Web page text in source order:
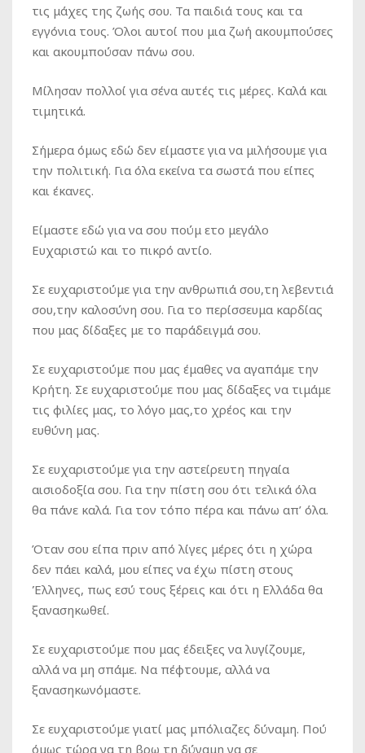
τις μάχες της ζωής σου. Τα παιδιά τους και τα
εγγόνια τους. Όλοι αυτοί που μια ζωή ακουμπούσες
και ακουμπούσαν πάνω σου.
Μίλησαν πολλοί για σένα αυτές τις μέρες. Καλά και
τιμητικά.
Σήμερα όμως εδώ δεν είμαστε για να μιλήσουμε για
την πολιτική. Για όλα εκείνα τα σωστά που είπες
και έκανες.
Είμαστε εδώ για να σου πούμ ετο μεγάλο
Ευχαριστώ και το πικρό αντίο.
Σε ευχαριστούμε για την ανθρωπιά σου,τη λεβεντιά
σου,την καλοσύνη σου. Για το περίσσευμα καρδίας
που μας δίδαξες με το παράδειγμά σου.
Σε ευχαριστούμε που μας έμαθες να αγαπάμε την
Κρήτη. Σε ευχαριστούμε που μας δίδαξες να τιμάμε
τις φιλίες μας, το λόγο μας,το χρέος και την
ευθύνη μας.
Σε ευχαριστούμε για την αστείρευτη πηγαία
αισιοδοξία σου. Για την πίστη σου ότι τελικά όλα
θα πάνε καλά. Για τον τόπο πέρα και πάνω απ’ όλα.
Όταν σου είπα πριν από λίγες μέρες ότι η χώρα
δεν πάει καλά, μου είπες να έχω πίστη στους
Έλληνες, πως εσύ τους ξέρεις και ότι η Ελλάδα θα
ξανασηκωθεί.
Σε ευχαριστούμε που μας έδειξες να λυγίζουμε,
αλλά να μη σπάμε. Να πέφτουμε, αλλά να
ξανασηκωνόμαστε.
Σε ευχαριστούμε γιατί μας μπόλιαζες δύναμη. Πού
όμως τώρα να τη βρω τη δύναμη να σε